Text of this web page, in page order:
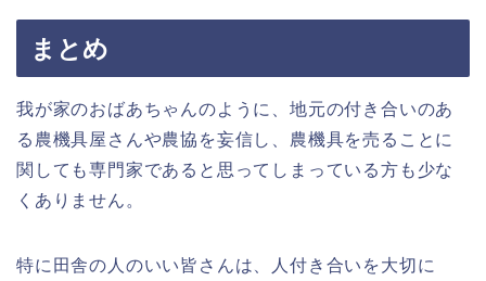
まとめ
我が家のおばあちゃんのように、地元の付き合いのあ
る農機具屋さんや農協を妄信し、農機具を売ることに
関しても専門家であると思ってしまっている方も少な
くありません。
特に田舎の人のいい皆さんは、人付き合いを大切に